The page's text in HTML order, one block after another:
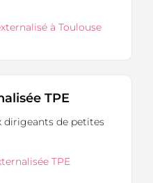
à Toulouse
TPE
dirigeants de petites
TPE